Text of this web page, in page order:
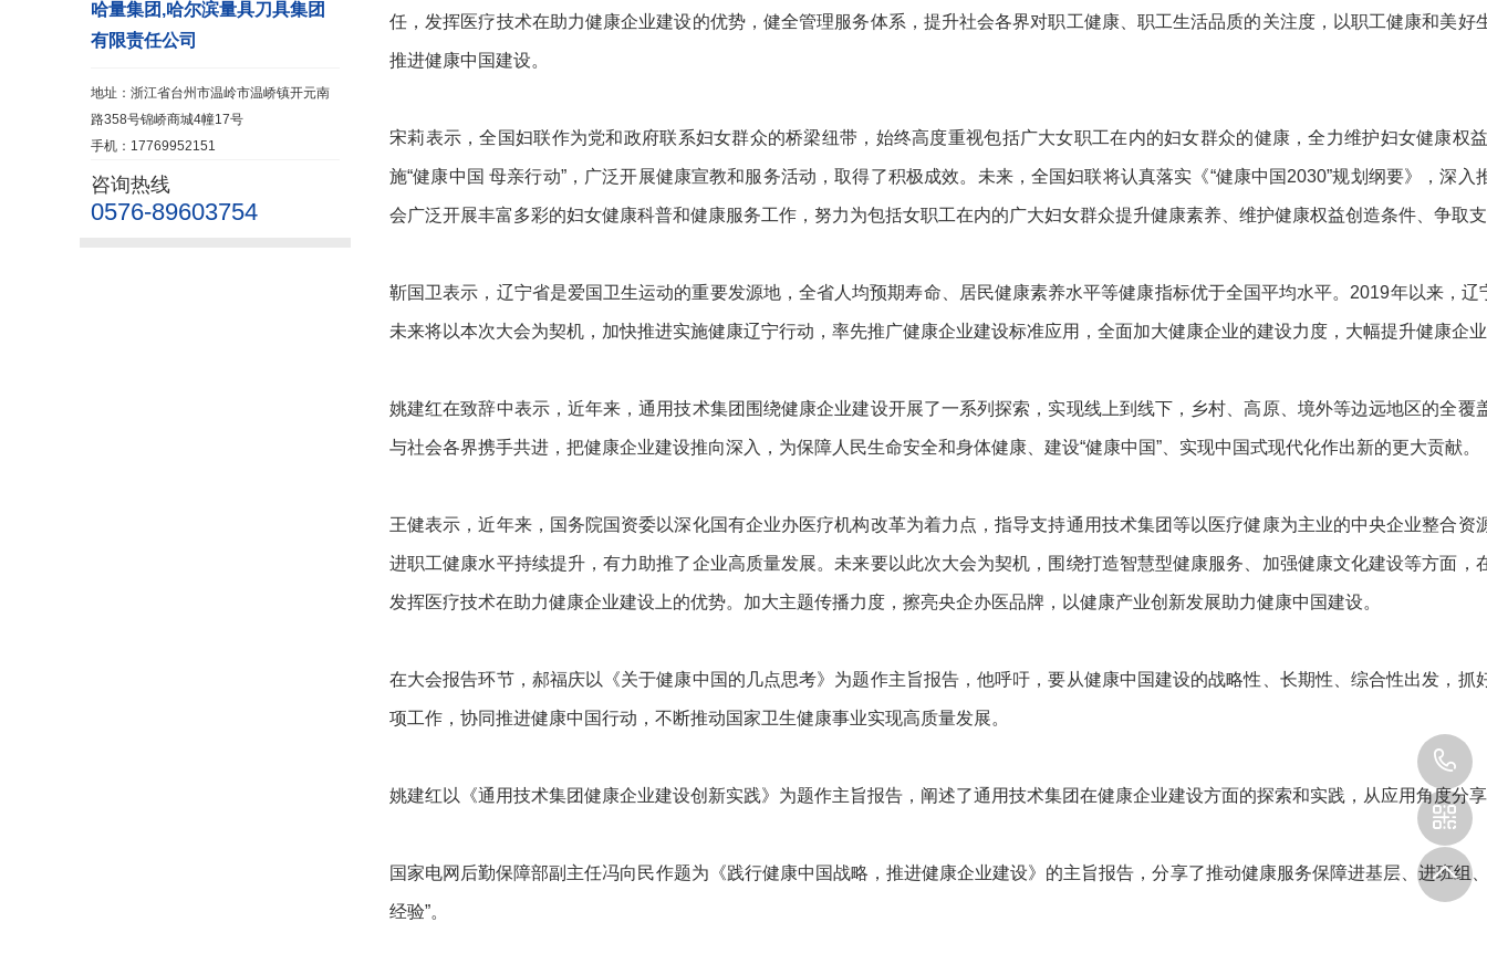
哈量集团,哈尔滨量具刀具集团
有限责任公司
地址：浙江省台州市温岭市温峤镇开元南
路358号锦峤商城4幢17号
手机：17769952151
咨询热线
0576-89603754
任，发挥医疗技术在助力健康企业建设的优势，健全管理服务体系，提升社会各界对职工健康、职工生活品质的关注度，以职工健康和美
推进健康中国建设。
宋莉表示，全国妇联作为党和政府联系妇女群众的桥梁纽带，始终高度重视包括广大女职工在内的妇女群众的健康，全力维护妇女健康权
施“健康中国 母亲行动”，广泛开展健康宣教和服务活动，取得了积极成效。未来，全国妇联将认真落实《“健康中国2030”规划纲要》，深
会广泛开展丰富多彩的妇女健康科普和健康服务工作，努力为包括女职工在内的广大妇女群众提升健康素养、维护健康权益创造条件、争取
靳国卫表示，辽宁省是爱国卫生运动的重要发源地，全省人均预期寿命、居民健康素养水平等健康指标优于全国平均水平。2019年以来，
未来将以本次大会为契机，加快推进实施健康辽宁行动，率先推广健康企业建设标准应用，全面加大健康企业的建设力度，大幅提升健康企
姚建红在致辞中表示，近年来，通用技术集团围绕健康企业建设开展了一系列探索，实现线上到线下，乡村、高原、境外等边远地区的全
与社会各界携手共进，把健康企业建设推向深入，为保障人民生命安全和身体健康、建设“健康中国”、实现中国式现代化作出新的更大贡献。
王健表示，近年来，国务院国资委以深化国有企业办医疗机构改革为着力点，指导支持通用技术集团等以医疗健康为主业的中央企业整合
进职工健康水平持续提升，有力助推了企业高质量发展。未来要以此次大会为契机，围绕打造智慧型健康服务、加强健康文化建设等方面
发挥医疗技术在助力健康企业建设上的优势。加大主题传播力度，擦亮央企办医品牌，以健康产业创新发展助力健康中国建设。
在大会报告环节，郝福庆以《关于健康中国的几点思考》为题作主旨报告，他呼吁，要从健康中国建设的战略性、长期性、综合性出发，
项工作，协同推进健康中国行动，不断推动国家卫生健康事业实现高质量发展。
姚建红以《通用技术集团健康企业建设创新实践》为题作主旨报告，阐述了通用技术集团在健康企业建设方面的探索和实践，从应用角度分
国家电网后勤保障部副主任冯向民作题为《践行健康中国战略，推进健康企业建设》的主旨报告，分享了推动健康服务保障进基层、进班组
经验”。